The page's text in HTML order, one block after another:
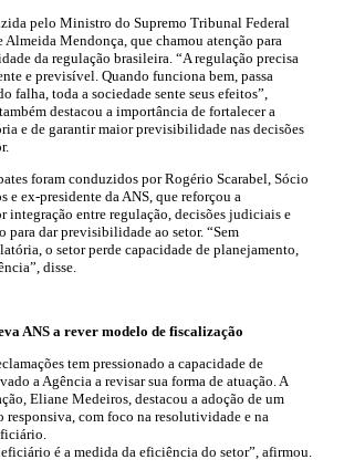
pelo Ministro do Supremo Tribunal Federal
Almeida Mendonça, que chamou atenção para
da regulação brasileira. “A regulação precisa
e previsível. Quando funciona bem, passa
falha, toda a sociedade sente seus efeitos”,
destacou a importância de fortalecer a
e de garantir maior previsibilidade nas decisões
foram conduzidos por Rogério Scarabel, Sócio
e ex-presidente da ANS, que reforçou a
integração entre regulação, decisões judiciais e
para dar previsibilidade ao setor. “Sem
o setor perde capacidade de planejamento,
disse.
ANS a rever modelo de fiscalização
tem pressionado a capacidade de
a Agência a revisar sua forma de atuação. A
Eliane Medeiros, destacou a adoção de um
responsiva, com foco na resolutividade e na
é a medida da eficiência do setor”, afirmou.